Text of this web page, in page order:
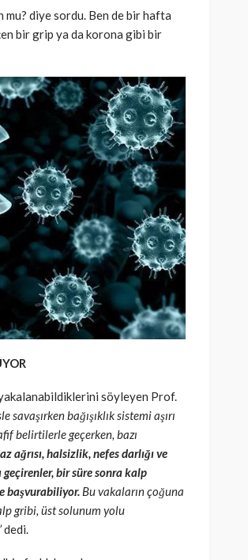
mu? diye sordu. Ben de bir hafta
bir grip ya da korona gibi bir
söyleyen Prof.
bağışıklık sistemi aşırı
belirtilerle geçerken, bazı
ağrısı, halsizlik, nefes darlığı ve
geçirenler, bir süre sonra kalp
başvurabiliyor. Bu vakaların çoğuna
gribi, üst solunum yolu
dedi.